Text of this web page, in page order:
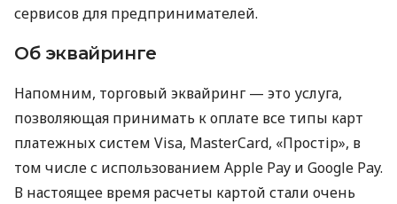
сервисов для предпринимателей.
Об эквайринге
Напомним, торговый эквайринг — это услуга,
позволяющая принимать к оплате все типы карт
платежных систем Visa, MasterCard, «Простір», в
том числе с использованием Apple Pay и Google Pay.
В настоящее время расчеты картой стали очень